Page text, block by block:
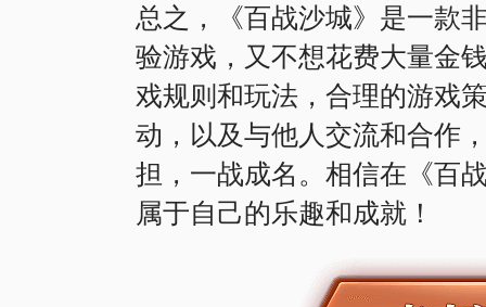
总之，《百战沙城》是一款
验游戏，又不想花费大量金
戏规则和玩法，合理的游戏
动，以及与他人交流和合作
担，一战成名。相信在《百